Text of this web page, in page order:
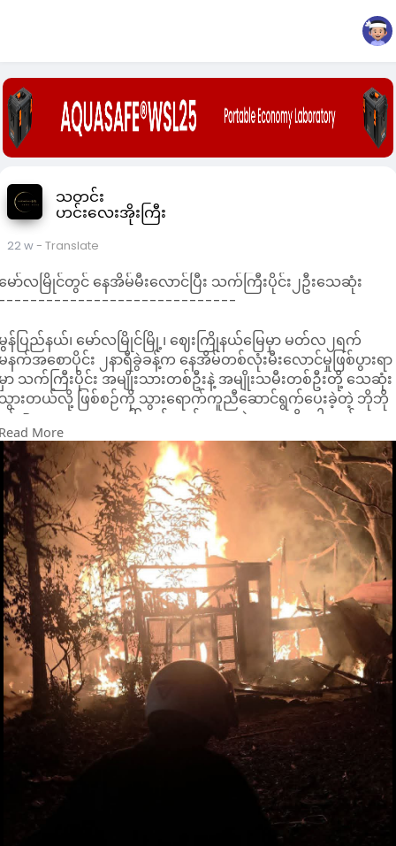
သတင်း
ဟင်းလေးအိုးကြီး
22 w- Translate
ော်လမြိုင်တွင် နေအိမ်မီးလောင်ပြီး သက်ကြီးပိုင်း၂ဦးသေဆုံး
န်ပြည်နယ်၊ မော်လမြိုင်မြို့၊ ဈေးကြိုနယ်မြေမှာ မတ်လ၂ရက်
နက်အစောပိုင်း ၂နာရီခွဲခန့်က နေအိမ်တစ်လုံးမီးလောင်မှုဖြစ်ပွားရာ
ာ သက်ကြီးပိုင်း အမျိုးသားတစ်ဦးနဲ့ အမျိုးသမီးတစ်ဦးတို့ သေဆုံး
ားတယ်လို့ ဖြစ်စဉ်ကို သွားရောက်ကူညီဆောင်ရွက်ပေးခဲ့တဲ့ ဘိုဘို
င်းRescue အရေးပေါ်ကယ်ဆယ်ရေးအဖွဲ့ကနေ သိရပါတယ်။
ဒီမီးလောင်မှုကို မော်လမြိုင်ခရိုင်နဲ့ မြို့နယ်မီးသတ်စခန်းက
းသတ်ယာဉ်တွေ၊ ရေသယ်ယာဉ်တွေ၊ ဘိုဘိုဝင်းRescue အရေးပေါ်
ယ်ဆယ်ရေးအဖွဲ့နဲ့ ရာမညအရေးပေါ်ကယ်ဆယ်ရေးအဖွဲ့တို့က ရေ
ယ်ယာဉ်တွေနဲ့ ဝိုင်းဝန်းငြှိမ်းသတ်ခဲ့ရာမှာ မနက်၂နာရီ၅၈မိနစ်မှာ
းငြိမ်းသွားတယ်လို့ ဆိုပါတယ်။
ေအိမ်မီးလောင်မှုကြောင့် သက်ကြီးပိုင်း အမျိုးသားတစ်ဦးနဲ့
မျိုးသမီးတစ်ဦး သေဆုံးသွားပြီး အမျိုးသမီးတစ်ဦး မီးလောင်
ဏ်ရာရသွားတဲ့အတွက် ဘိုဘိုဝင်းRescue အရေးပေါ်ကယ်ဆယ်
ေးအဖွဲ့နဲ့ ရာမညအရေးပေါ်ကယ်ဆယ်ရေးအဖွဲ့တို့က မော်လမြိုင်
ေးရုံကြီးကို ကူညီပို့ဆောင်ပေးခဲ့တယ်လို့ သိရပါတယ်။
More